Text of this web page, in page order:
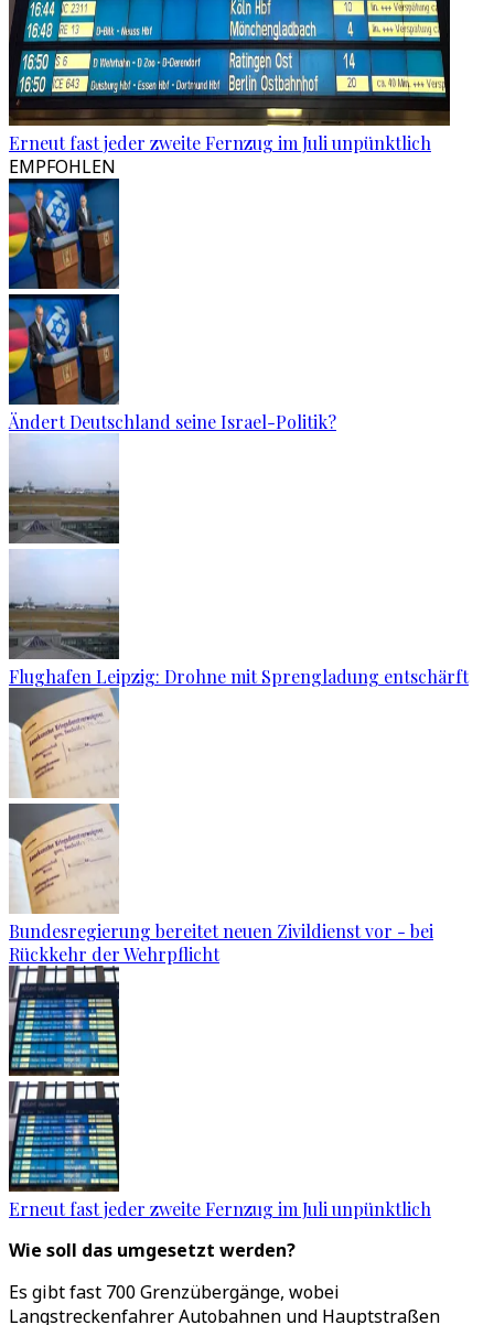
Erneut fast jeder zweite Fernzug im Juli unpünktlich
EMPFOHLEN
Ändert Deutschland seine Israel-Politik?
Flughafen Leipzig: Drohne mit Sprengladung entschärft
Bundesregierung bereitet neuen Zivildienst vor - bei
Rückkehr der Wehrpflicht
Erneut fast jeder zweite Fernzug im Juli unpünktlich
Wie soll das umgesetzt werden?
Es gibt fast 700 Grenzübergänge, wobei
Langstreckenfahrer Autobahnen und Hauptstraßen